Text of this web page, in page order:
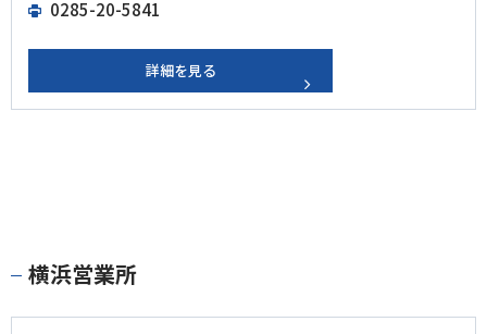
0285-20-5841
詳細を見る
横浜営業所